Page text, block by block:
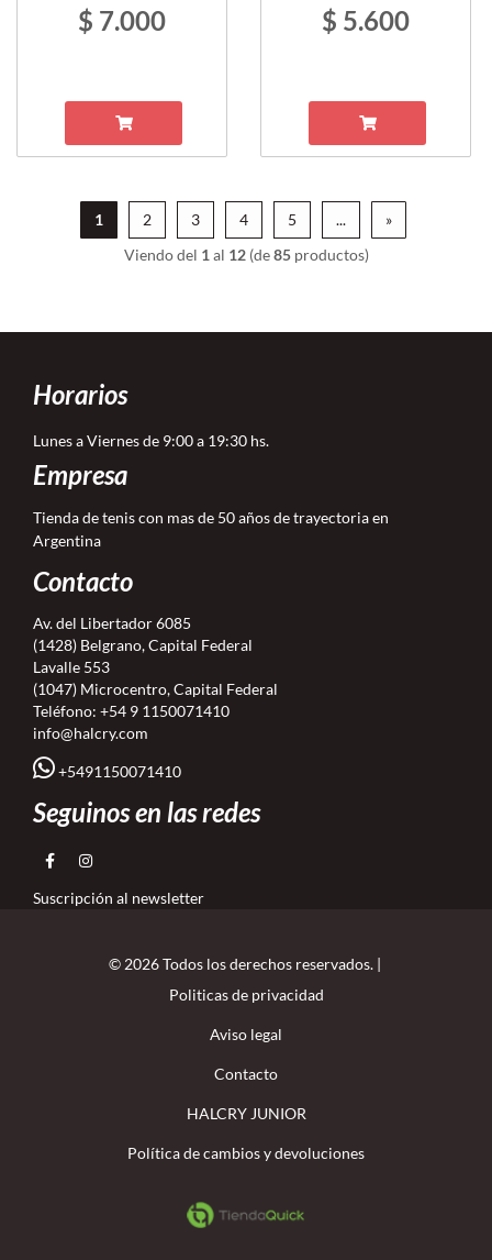
$ 7.000 $ 5.600
1 2 3 4 5 ...
»
Viendo del 1 al 12(de85productos)
Horarios
Lunes a Viernes de 9:00 a 19:30 hs.
Empresa
Tienda de tenis con mas de 50 años de trayectoria en
Argentina
Contacto
Av. del Libertador 6085
(1428) Belgrano, Capital Federal
Lavalle 553
(1047) Microcentro, Capital Federal
Teléfono: +54 9 1150071410
info@halcry.com
+5491150071410
Seguinos en las redes
Suscripción al newsletter
© 2026 Todos los derechos reservados. |
Politicas de privacidad
Aviso legal
Contacto
HALCRY JUNIOR
Política de cambios y devoluciones